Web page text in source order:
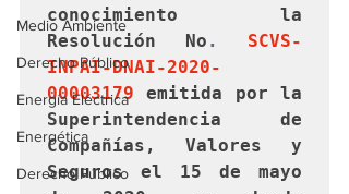
Medio Ambiente
Derecho Público
Energía Eléctrica
Energética
Derecho Público
conocimiento la
Resolución No .
SCVS-
INPAI-DNAI-2020-
00003179 emitida por la
Superintendencia de
Compañías, Valores y
Seguros el 15 de mayo